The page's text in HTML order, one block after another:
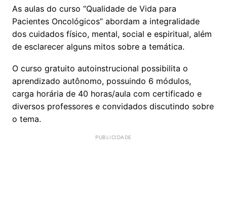
As aulas do curso “Qualidade de Vida para
Pacientes Oncológicos” abordam a integralidade
dos cuidados físico, mental, social e espiritual, além
de esclarecer alguns mitos sobre a temática.
O curso gratuito autoinstrucional possibilita o
aprendizado autônomo, possuindo 6 módulos,
carga horária de 40 horas/aula com certificado e
diversos professores e convidados discutindo sobre
o tema.